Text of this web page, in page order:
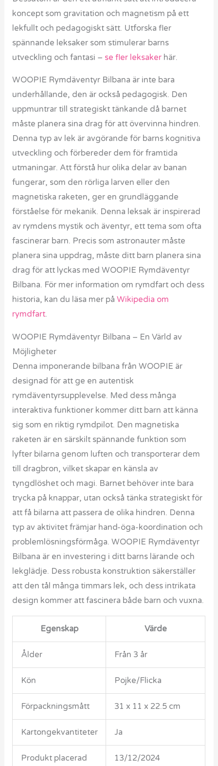
koncept som gravitation och magnetism på ett
lekfullt och pedagogiskt sätt. Utforska fler
spännande leksaker som stimulerar barns
utveckling och fantasi – se fler leksaker här.
WOOPIE Rymdäventyr Bilbana är inte bara
underhållande, den är också pedagogisk. Den
uppmuntrar till strategiskt tänkande då barnet
måste planera sina drag för att övervinna hindren.
Denna typ av lek är avgörande för barns kognitiva
utveckling och förbereder dem för framtida
utmaningar. Att förstå hur olika delar av banan
fungerar, som den rörliga larven eller den
magnetiska raketen, ger en grundläggande
förståelse för mekanik. Denna leksak är inspirerad
av rymdens mystik och äventyr, ett tema som ofta
fascinerar barn. Precis som astronauter måste
planera sina uppdrag, måste ditt barn planera sina
drag för att lyckas med WOOPIE Rymdäventyr
Bilbana. För mer information om rymdfart och dess
historia, kan du läsa mer påWikipedia om
rymdfart.
WOOPIE Rymdäventyr Bilbana – En Värld av
Möjligheter
Denna imponerande bilbana från WOOPIE är
designad för att ge en autentisk
rymdäventyrsupplevelse. Med dess många
interaktiva funktioner kommer ditt barn att känna
sig som en riktig rymdpilot. Den magnetiska
raketen är en särskilt spännande funktion som
lyfter bilarna genom luften och transporterar dem
till dragbron, vilket skapar en känsla av
tyngdlöshet och magi. Barnet behöver inte bara
trycka på knappar, utan också tänka strategiskt för
att få bilarna att passera de olika hindren. Denna
typ av aktivitet främjar hand-öga-koordination och
problemlösningsförmåga. WOOPIE Rymdäventyr
Bilbana är en investering i ditt barns lärande och
lekglädje. Dess robusta konstruktion säkerställer
att den tål många timmars lek, och dess intrikata
design kommer att fascinera både barn och vuxna.
Egenskap Värde
Ålder Från 3 år
Kön Pojke/Flicka
Förpackningsmått 31 x 11 x 22.5 cm
Kartongekvantiteter Ja
Produkt placerad
13/12/2024